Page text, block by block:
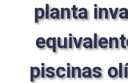
planta
piscinas